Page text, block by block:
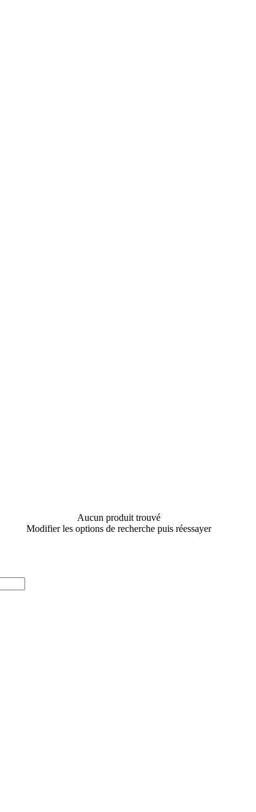
Aucun produit trouvé
Modifier les options de recherche puis réessayer